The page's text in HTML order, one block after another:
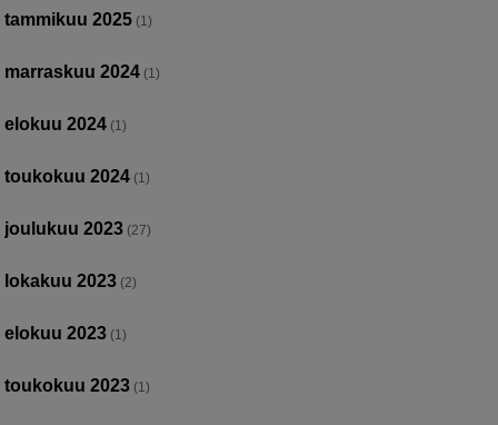
tammikuu 2025 (1)
marraskuu 2024 (1)
elokuu 2024 (1)
toukokuu 2024 (1)
joulukuu 2023 (27)
lokakuu 2023 (2)
elokuu 2023 (1)
toukokuu 2023 (1)